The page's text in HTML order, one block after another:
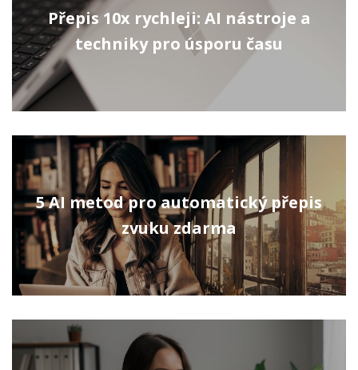
Přepis 10x rychleji: AI nástroje a
techniky pro úsporu času
5 AI metod pro automatický přepis
zvuku zdarma